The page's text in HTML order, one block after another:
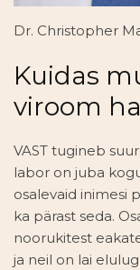
Dr. Christopher
Kuidas
viroom
VAST tugineb
labor on juba
osalevaid inimesi
ka pärast seda.
noorukitest
ja neil on lai